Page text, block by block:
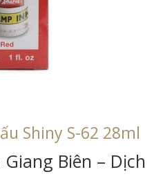
Shiny S-62 28ml
Biên – Dịch